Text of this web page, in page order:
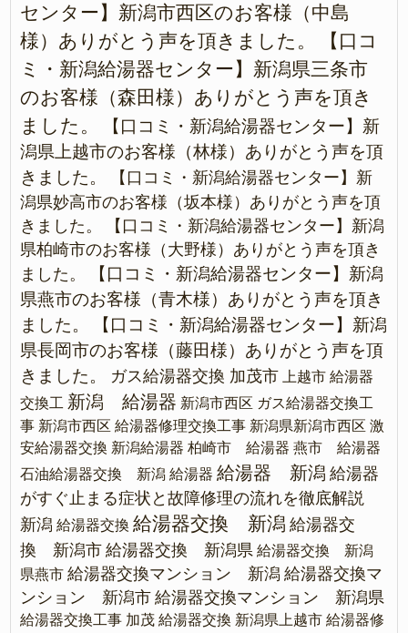
センター】新潟市西区のお客様（中島
様）ありがとう声を頂きました。
【口コ
ミ・新潟給湯器センター】新潟県三条市
のお客様（森田様）ありがとう声を頂き
ました。
【口コミ・新潟給湯器センター】新
潟県上越市のお客様（林様）ありがとう声を頂
きました。
【口コミ・新潟給湯器センター】新
潟県妙高市のお客様（坂本様）ありがとう声を頂
きました。
【口コミ・新潟給湯器センター】新潟
県柏崎市のお客様（大野様）ありがとう声を頂き
ました。
【口コミ・新潟給湯器センター】新潟
県燕市のお客様（青木様）ありがとう声を頂き
ました。
【口コミ・新潟給湯器センター】新潟
県長岡市のお客様（藤田様）ありがとう声を頂
きました。
ガス給湯器交換 加茂市
上越市 給湯器
交換工 新潟 給湯器 新潟市西区 ガス給湯器交換工
事 新潟市西区 給湯器修理交換工事 新潟県新潟市西区 激
安給湯器交換 新潟給湯器 柏崎市 給湯器 燕市 給湯器
石油給湯器交換 新潟 給湯器 給湯器 新潟 給湯器
がすぐ止まる症状と故障修理の流れを徹底解説
新潟 給湯器交換 給湯器交換 新潟 給湯器交
換 新潟市 給湯器交換 新潟県 給湯器交換 新潟
県燕市 給湯器交換マンション 新潟 給湯器交換マ
ンション 新潟市 給湯器交換マンション 新潟県
給湯器交換工事 加茂 給湯器交換 新潟県上越市 給湯器修